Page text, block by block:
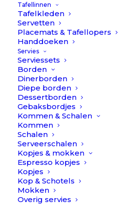
Tafellinnen
Tafelkleden
Servetten
Placemats & Tafellopers
Handdoeken
Servies
Serviessets
Borden
Dinerborden
Diepe borden
Dessertborden
Gebaksbordjes
Kommen & Schalen
Kommen
Schalen
Serveerschalen
Kopjes & mokken
Espresso kopjes
Kopjes
Kop & Schotels
Mokken
Overig servies
Presentatie/ opbergbox
voor 130 delig bestek //
Cutipol
Presentatie/
opbergbox
voor
delig
bestek
Cutipol
aantal
TOEVOEGEN AAN
BESCHRIJVING